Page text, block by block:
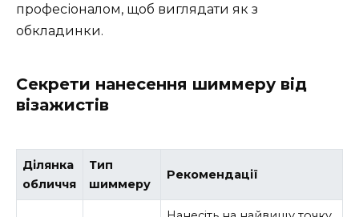
професіоналом, щоб виглядати як з
обкладинки.
Секрети нанесення шиммеру від
візажистів
Ділянка
обличчя
Тип
шиммеру
Рекомендації